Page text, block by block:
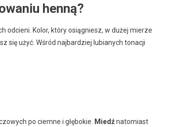
henną?
odcieni. Kolor, który osiągniesz, w dużej mierze
się użyć. Wśród najbardziej lubianych tonacji
po ciemne i głębokie. Miedźnatomiast